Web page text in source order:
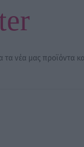
νέα μας προϊόντα